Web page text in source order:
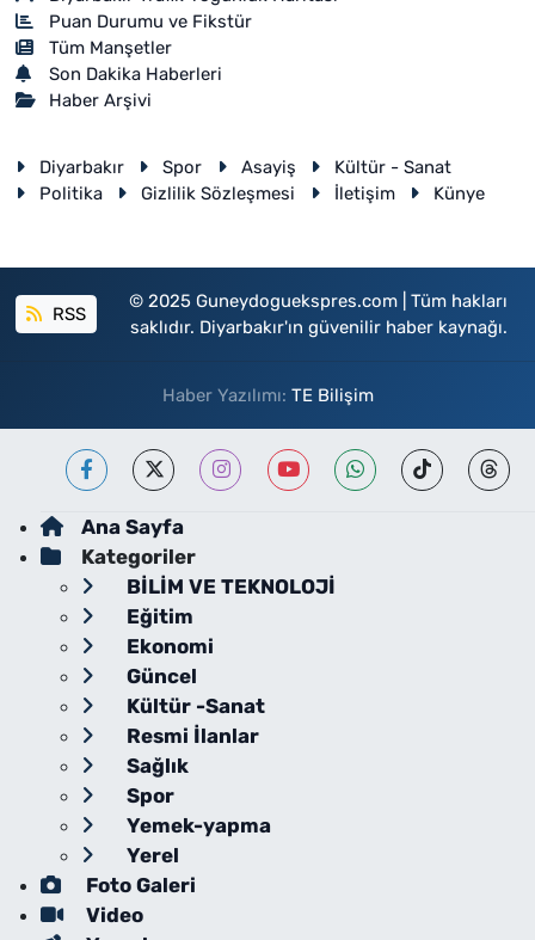
Puan Durumu ve Fikstür
Tüm Manşetler
Son Dakika Haberleri
Haber Arşivi
Diyarbakır Spor Asayiş
Kültür - Sanat
Politika
Gizlilik Sözleşmesi İletişim Künye
RSS
© 2025 Guneydoguekspres.com | Tüm hakları
saklıdır. Diyarbakır'ın güvenilir haber kaynağı.
Haber Yazılımı: TE Bilişim
Ana Sayfa
Kategoriler
BİLİM VE TEKNOLOJİ
Eğitim
Ekonomi
Güncel
Kültür -Sanat
Resmi İlanlar
Sağlık
Spor
Yemek-yapma
Yerel
Foto Galeri
Video